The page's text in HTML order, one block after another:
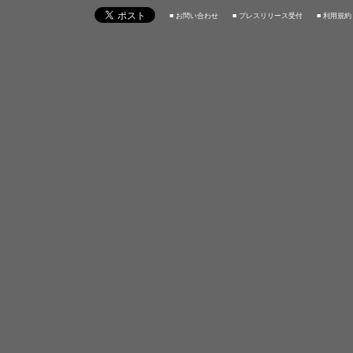
■ お問い合わせ ■ プレスリリース受付 ■ 利用規約